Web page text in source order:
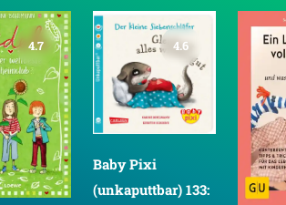
4.7 4.6
Baby Pixi
(unkaputtbar) 133: